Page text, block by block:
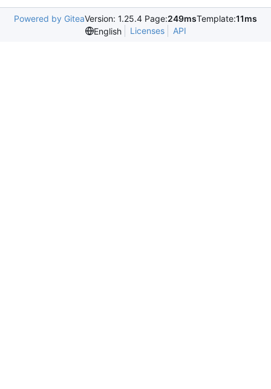
Powered by GiteaVersion: 1.25.4 Page:249msTemplate:11ms
English
Licenses API